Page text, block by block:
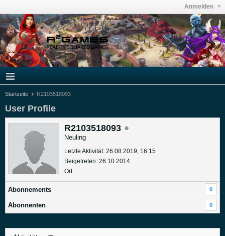
Anmelden
Startseite R2103518093
User Profile
R2103518093
Neuling
Letzte Aktivität: 26.08.2019, 16:15
Beigetreten: 26.10.2014
Ort:
Abonnements 0
Abonnenten 0